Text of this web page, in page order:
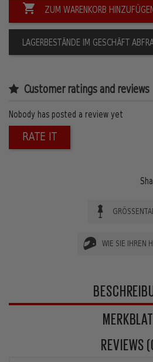
 ZUM WARENKORB HINZUFÜGEN
LAGERBESTÄNDE IM GESCHÄFT
Customer ratings and reviews
Nobody has posted a review yet
RATE IT
WIE SIE IHREN
REVIEWS